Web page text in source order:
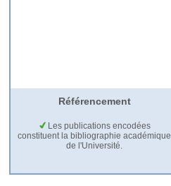
Référencement
Les publications encodées
constituent la bibliographie académique
de l'Université.